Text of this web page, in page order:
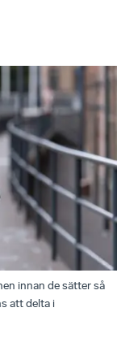
innan de sätter så
att delta i